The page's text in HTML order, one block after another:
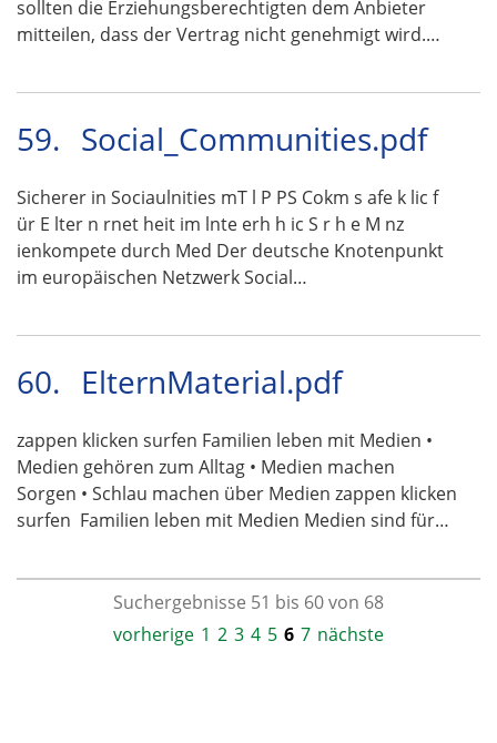
sollten die Erziehungsberechtigten dem Anbieter
mitteilen, dass der Vertrag nicht genehmigt wird.…
59. Social_Communities.pdf
Sicherer in Sociaulnities mT l P PS Cokm s afe k lic f
ür E lter n rnet heit im lnte erh h ic S r h e M nz
ienkompete durch Med Der deutsche Knotenpunkt
im europäischen Netzwerk Social…
60. ElternMaterial.pdf
zappen klicken surfen Familien leben mit Medien •
Medien gehören zum Alltag • Medien machen
Sorgen • Schlau machen über Medien zappen klicken
surfen  Familien leben mit Medien Medien sind für…
Suchergebnisse 51 bis 60 von 68
vorherige 1 2 3 4 5 6 7 nächste